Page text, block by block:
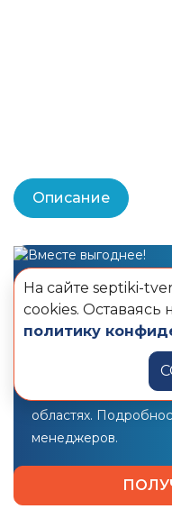
Описание
Закажи станцию
дополнительную
10 000 рублейна
Предложение
Петербурге,
областях.
менеджеров.
На сайте septiki-
cookies. Оставаясь
политику